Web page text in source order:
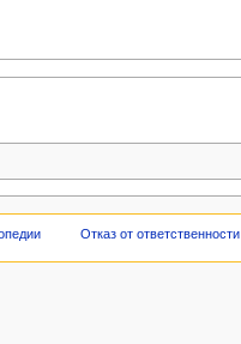
Отказ от ответственности